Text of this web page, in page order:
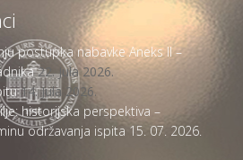
postupka nabavke Aneks II –
22. Jula 2026.
14. Jula 2026.
historijska perspektiva –
održavanja ispita 15. 07. 2026.